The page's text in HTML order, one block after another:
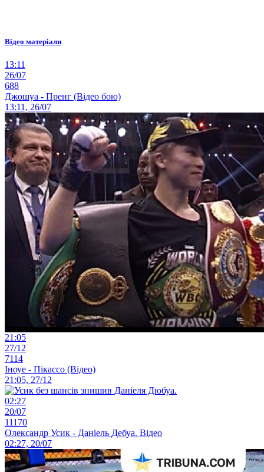
Відео матеріали
13:11
26/07
688
Джошуа - Пренг (Відео бою)
13:11, 26/07
21:05
27/12
7114
Іноуе - Пікассо (Відео)
21:05, 27/12
02:27
20/07
11170
Олександр Усик - Даніель Дебуа. Відео
02:27, 20/07